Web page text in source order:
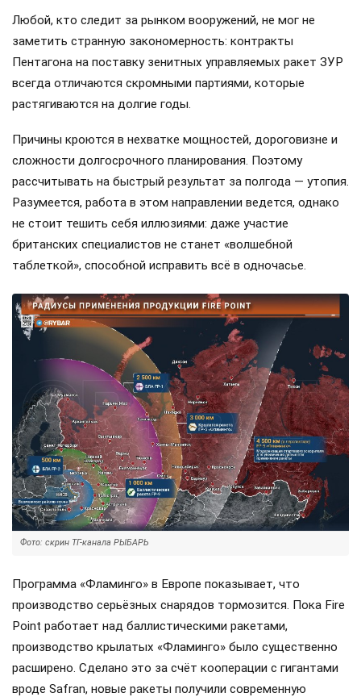
Любой, кто следит за рынком вооружений, не мог не
заметить странную закономерность: контракты
Пентагона на поставку зенитных управляемых ракет ЗУР
всегда отличаются скромными партиями, которые
растягиваются на долгие годы.
Причины кроются в нехватке мощностей, дороговизне и
сложности долгосрочного планирования. Поэтому
рассчитывать на быстрый результат за полгода — утопия.
Разумеется, работа в этом направлении ведется, однако
не стоит тешить себя иллюзиями: даже участие
британских специалистов не станет «волшебной
таблеткой», способной исправить всё в одночасье.
Фото: скрин ТГ-канала РЫБАРЬ
Программа «Фламинго» в Европе показывает, что
производство серьёзных снарядов тормозится. Пока Fire
Point работает над баллистическими ракетами,
производство крылатых «Фламинго» было существенно
расширено. Сделано это за счёт кооперации с гигантами
вроде Safran, новые ракеты получили современную